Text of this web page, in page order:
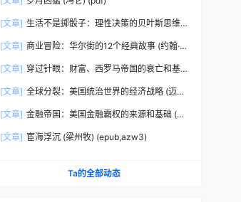
[文章] 生活不是掷骰子：理性决策的贝叶斯思维
[文章] 商业冒险：华尔街的12个经典故事 (约翰·布
[文章] 穿过针眼：财富、西罗马帝国的衰亡和基
(epub,azw3,pdf)
[文章] 全球分裂：美国统治世界的经济战略 (迈克
[文章] 金融帝国：美国金融霸权的来源和基础 (迈
[文章] 宦海浮沉 (梁州牧) (epub,azw3)
Ta的全部动态